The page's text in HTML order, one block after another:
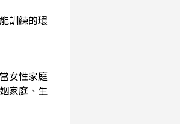
訓練的環
女性家庭
家庭、生